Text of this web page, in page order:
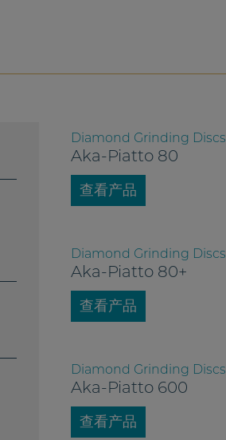
Diamond Grinding Discs
Aka-Piatto 80
查看产品
Diamond Grinding Discs
Aka-Piatto 80+
查看产品
Diamond Grinding Discs
Aka-Piatto 600
查看产品